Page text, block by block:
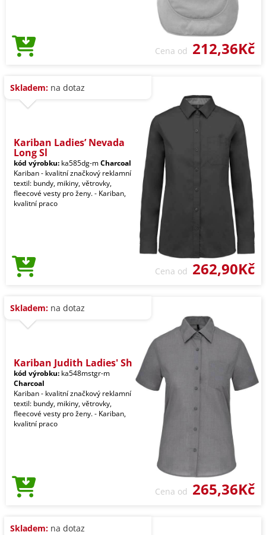
Cena od 212,36Kč
Skladem: na dotaz
Kariban Ladies’ Nevada
Long Sl
kód výrobku: ka585dg-mCharcoal
Kariban - kvalitní značkový reklamní
textil: bundy, mikiny, větrovky,
fleecové vesty pro ženy. - Kariban,
kvalitní praco
Cena od 262,90Kč
Skladem: na dotaz
Kariban Judith Ladies' Sh
kód výrobku: ka548mstgr-m
Charcoal
Kariban - kvalitní značkový reklamní
textil: bundy, mikiny, větrovky,
fleecové vesty pro ženy. - Kariban,
kvalitní praco
Cena od 265,36Kč
Skladem: na dotaz